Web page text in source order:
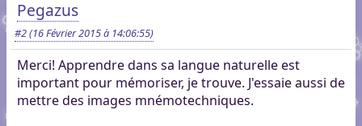
Pegazus
#2(16 Février 2015 à 14:06:55)
Merci! Apprendre dans sa langue naturelle est
important pour mémoriser, je trouve. J'essaie aussi de
mettre des images mnémotechniques.